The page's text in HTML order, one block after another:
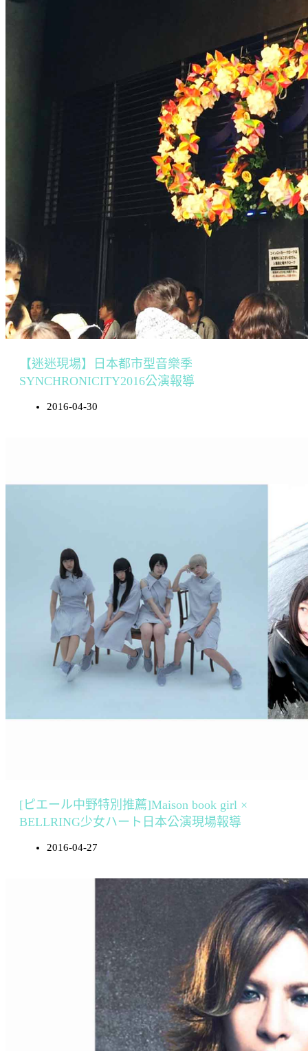
【迷迷現場】日本都市型音樂季
SYNCHRONICITY2016公演報導
2016-04-30
[ピエール中野特別推薦]Maison book girl ×
BELLRING少女ハート日本公演現場報導
2016-04-27